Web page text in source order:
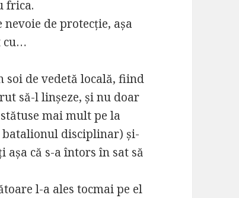
frica.
de protecție, așa
cu…
soi de vedetă locală, fiind
să-l linșeze, și nu doar
mai mult pe la
batalionul disciplinar) și-
că s-a întors în sat să
l-a ales tocmai pe el